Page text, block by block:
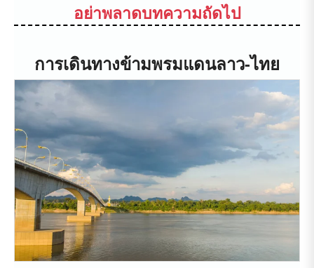
อย่าพลาดบทความถัดไป
การเดินทางข้ามพรมแดนลาว-ไทย